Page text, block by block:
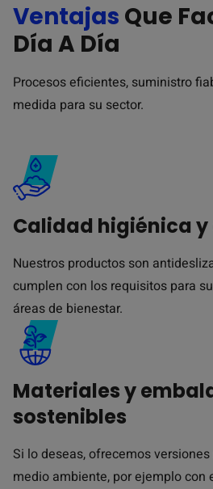
Ventajas Que
Día A Día
Procesos eficientes, suministro
medida para su sector.
Calidad higiénica
Nuestros productos son
cumplen con los requisitos para
áreas de bienestar.
Materiales y
sostenibles
Si lo deseas, ofrecemos
medio ambiente, por ejemplo